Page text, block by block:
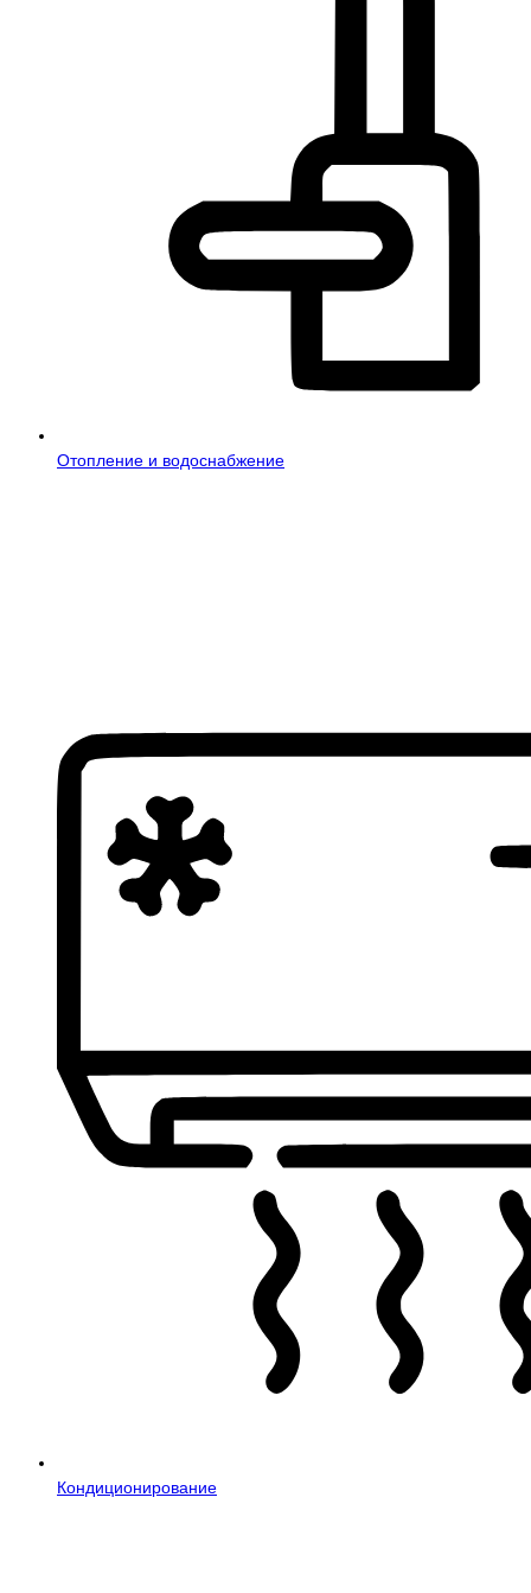
Отопление и водоснабжение
Кондиционирование